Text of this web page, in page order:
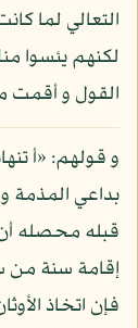
التعالي لما
لكنهم يئسوا
القول و أقمت
و قولهم: «أ
بداعي المذمة و
قبله محصله
إقامة سنة من
فإن اتخاذ